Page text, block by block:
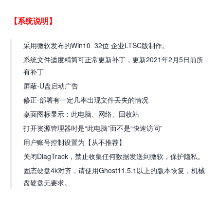
【系统说明】
采用微软发布的Win10 32位 企业LTSC版制作。
系统文件适度精简可正常更新补丁，更新2021年2月5日前所
有补丁
屏蔽-U盘启动广告
修正-部署有一定几率出现文件丢失的情况
桌面图标显示：此电脑、网络、回收站
打开资源管理器时是“此电脑”而不是“快速访问”
用户账号控制设置为【从不推荐】
关闭DiagTrack，禁止收集任何数据发送到微软，保护隐私。
固态硬盘4k对齐，请使用Ghost11.5.1以上的版本恢复，机械
盘硬盘无要求。